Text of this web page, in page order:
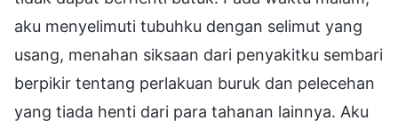
aku menyelimuti tubuhku dengan selimut yang
usang, menahan siksaan dari penyakitku sembari
berpikir tentang perlakuan buruk dan pelecehan
yang tiada henti dari para tahanan lainnya. Aku